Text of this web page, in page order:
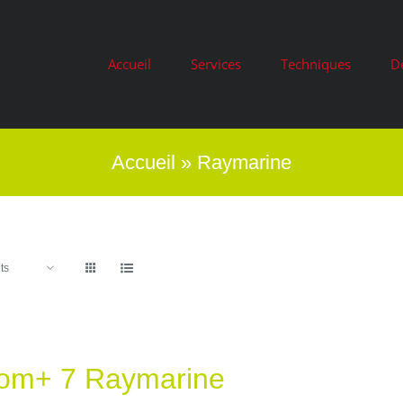
Accueil Services Techniques
Accueil » Raymarine
7 Raymarine